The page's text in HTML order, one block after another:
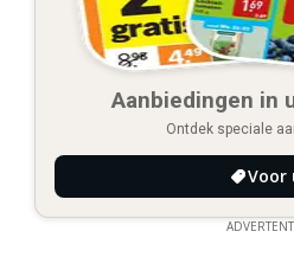
Aanbiedingen in
Ontdek speciale
Voor